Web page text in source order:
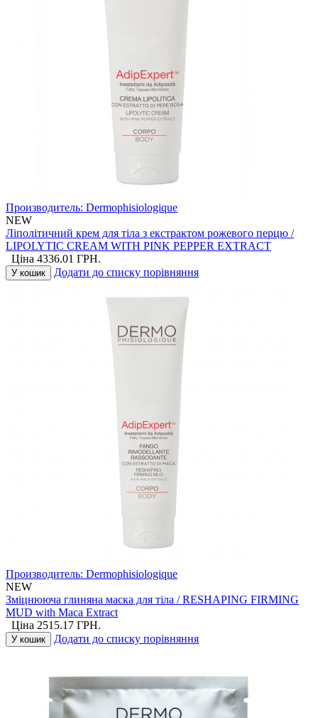
Производитель: Dermophisiologique
NEW
Ліполітичний крем для тіла з екстрактом рожевого перцю /
LIPOLYTIC CREAM WITH PINK PEPPER EXTRACT
Ціна 4336.01 ГРН.
У кошик Додати до списку порівняння
Производитель: Dermophisiologique
NEW
Зміцнююча глиняна маска для тіла / RESHAPING FIRMING
MUD with Maca Extract
Ціна 2515.17 ГРН.
У кошик Додати до списку порівняння